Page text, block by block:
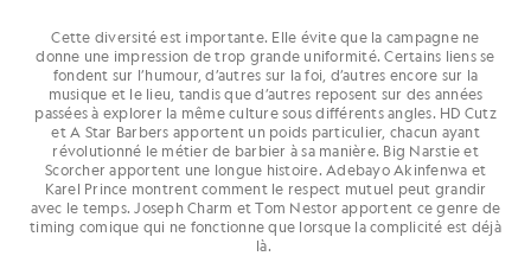
Liés par l'amitié, une histoire commune et des années de collaboration, ces
deux-là sont rivaux sur le terrain de football. Des équipes différentes, des
allégeances différentes, mais un lien profond qui les unit. Leur relation
prouve que la rivalité ne crée pas toujours de la distance. Parfois, c'est
justement ce qui permet de maintenir ce lien vivant.
Cette diversité est importante. Elle évite que la campagne ne
donne une impression de trop grande uniformité. Certains liens se
fondent sur l’humour, d’autres sur la foi, d’autres encore sur la
musique et le lieu, tandis que d’autres reposent sur des années
passées à explorer la même culture sous différents angles. HD Cutz
et A Star Barbers apportent un poids particulier, chacun ayant
révolutionné le métier de barbier à sa manière. Big Narstie et
Scorcher apportent une longue histoire. Adebayo Akinfenwa et
Karel Prince montrent comment le respect mutuel peut grandir
avec le temps. Joseph Charm et Tom Nestor apportent ce genre de
timing comique qui ne fonctionne que lorsque la complicité est déjà
là.